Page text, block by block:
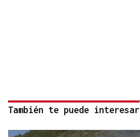
También te puede interesar